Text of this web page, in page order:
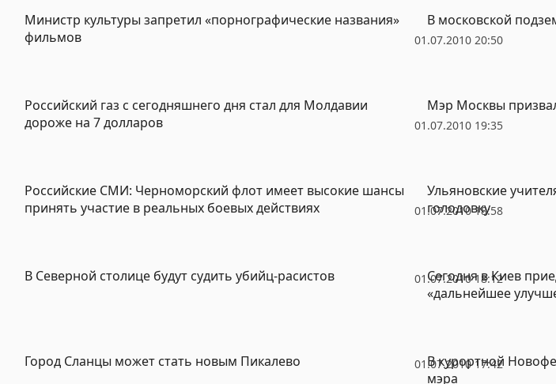
01.07.2010 20:50
Министр культуры запретил «порнографические названия»
фильмов
В московской
01.07.2010 19:35
Российский газ с сегодняшнего дня стал для Молдавии
дороже на 7 долларов
Мэр Москвы
01.07.2010 18:58
Российские СМИ: Черноморский флот имеет высокие шансы
принять участие в реальных боевых действиях
Ульяновские
голодовку
01.07.2010 18:12
В Северной столице будут судить убийц-расистов
Сегодня в Киев
«дальнейшее
01.07.2010 17:42
Город Сланцы может стать новым Пикалево
В курортной
мэра